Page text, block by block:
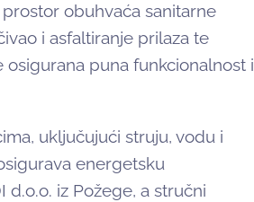
obuhvaća sanitarne
i asfaltiranje prilaza te
osigurana puna funkcionalnost i
uključujući struju, vodu i
energetsku
iz Požege, a stručni